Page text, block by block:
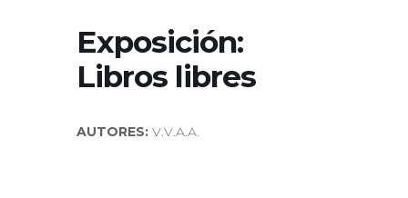
Exposición:
Libros libres
AUTORES: V.V.A.A.